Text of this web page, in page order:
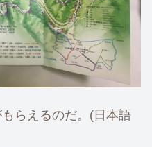
らえるのだ。(日本語